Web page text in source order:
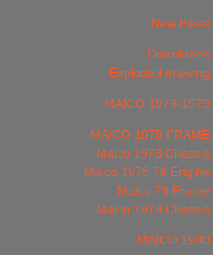
New Bikes
Downloads
Exploded drawing
MAICO 1978-1979
MAICO 1978 FRAME
Maico 1978 Chassis
Maico 1978 79 Engine
Maico 79 Frame
Maico 1979 Chassis
MAICO 1980